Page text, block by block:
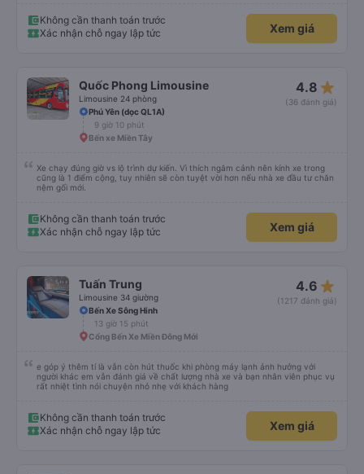
Không cần thanh toán trước
Xác nhận chỗ ngay lập tức
Xem giá
Quốc Phong Limousine
Limousine 24 phòng
4.8 star_rate
(36 đánh giá)
Phú Yên (dọc QL1A)
9 giờ 10 phút
Bến xe Miền Tây
Xe chạy đúng giờ vs lộ trình dự kiến. Vì thích ngắm cảnh nên kính xe trong
cũng là 1 điểm cộng, tuy nhiên sẽ còn tuyệt vời hơn nếu nhà xe đầu tư chăn
nệm gối mới.
Không cần thanh toán trước
Xác nhận chỗ ngay lập tức
Xem giá
Tuấn Trung
Limousine 34 giường
4.6 star_rate
(1217 đánh giá)
Bến Xe Sông Hinh
13 giờ 15 phút
Cổng Bến Xe Miền Đông Mới
e góp ý thêm tí là vẫn còn hút thuốc khi phòng máy lạnh ảnh hưởng với
người khác em vẫn đánh giá về chất lượng nhà xe và bạn nhân viên phục vụ
rất nhiệt tình nói chuyện nhỏ nhẹ với khách hàng
Không cần thanh toán trước
Xác nhận chỗ ngay lập tức
Xem giá